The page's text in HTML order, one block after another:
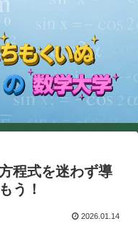
程式を迷わず導
う！
2026.01.14